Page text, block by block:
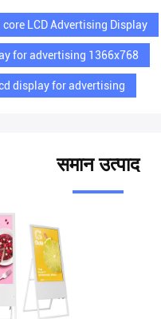
core LCD Advertising Display
for advertising 1366x768
display for advertising
समान उत्पाद